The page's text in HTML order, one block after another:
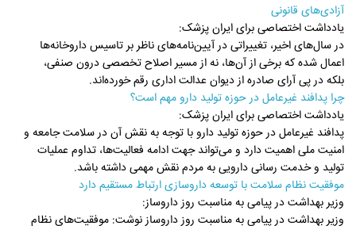
آزادی‌های قانونی
یادداشت اختصاصی برای ایران پزشک:
در سال‌های اخیر، تغییراتی در آیین‌نامه‌های ناظر بر تاسیس داروخانه‌ها
اعمال شده که برخی از آن‌ها، نه از مسیر اصلاح تخصصی درون‌ صنفی،
بلکه در پی آرای صادره از دیوان عدالت اداری رقم خورده‌اند.
چرا پدافند غیرعامل در حوزه تولید دارو مهم است؟
یادداشت اختصاصی برای ایران پزشک:
پدافند غیرعامل در حوزه تولید دارو با توجه به نقش آن در سلامت جامعه و
امنیت ملی اهمیت دارد و می‌تواند جهت ادامه فعالیت‌ها، تداوم عملیات
تولید و خدمت رسانی دارویی به مردم نقش مهمی داشته باشد.
موفقیت نظام سلامت با توسعه داروسازی ارتباط مستقیم دارد
وزیر بهداشت در پیامی به مناسبت روز داروساز:
وزیر بهداشت در پیامی به مناسبت روز داروساز نوشت: موفقیت‌ها‌ی نظام